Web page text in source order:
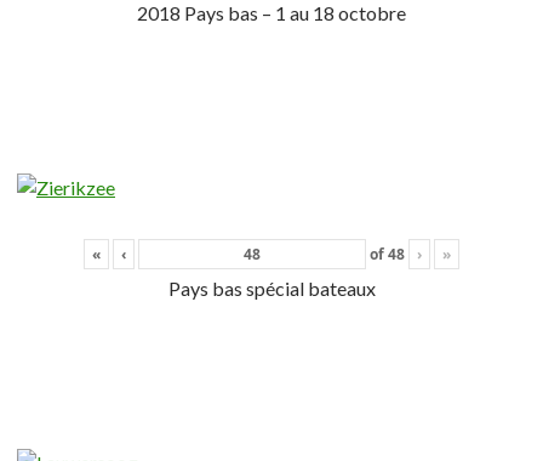
2018 Pays bas – 1 au 18 octobre
« ‹ of48 › »
Pays bas spécial bateaux